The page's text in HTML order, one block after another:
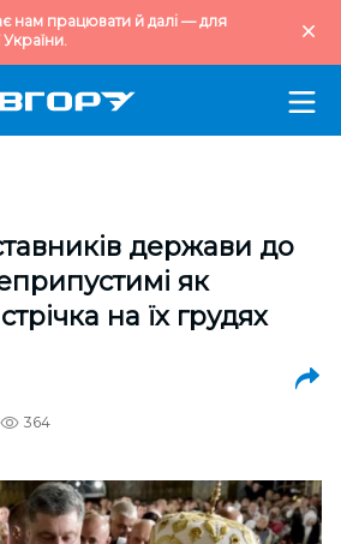
нам працювати й далі — для
держави до
як
на їх грудях
364